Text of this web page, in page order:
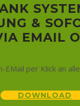
&
EMAIL
EMail per Klick an
DOWNLOAD